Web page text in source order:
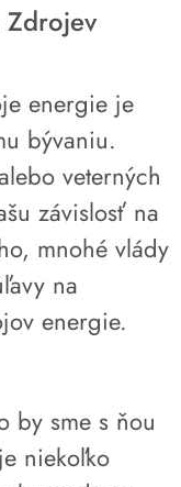
energie je
bývaniu.
veterných
závislosť na
mnohé vlády
na
energie.
by sme s ňou
niekoľko